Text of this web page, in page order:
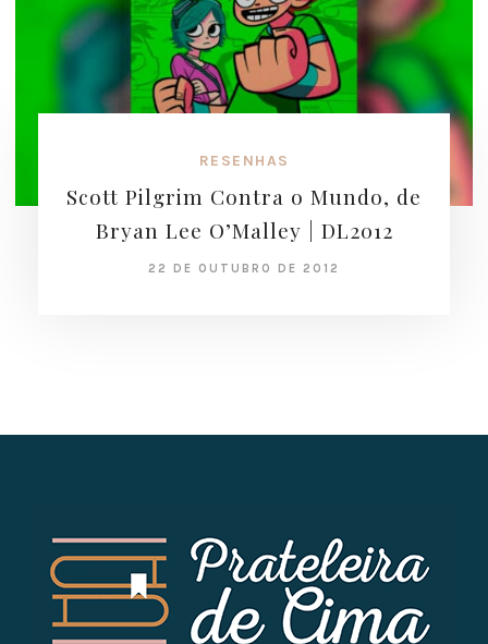
RESENHAS
Scott Pilgrim Contra o Mundo, de
Bryan Lee O’Malley | DL2012
22 DE OUTUBRO DE 2012